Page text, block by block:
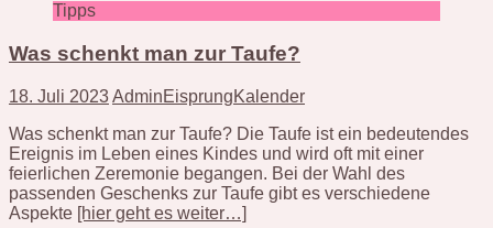
Tipps
Was schenkt man zur Taufe?
18. Juli 2023AdminEisprungKalender
Was schenkt man zur Taufe? Die Taufe ist ein bedeutendes
Ereignis im Leben eines Kindes und wird oft mit einer
feierlichen Zeremonie begangen. Bei der Wahl des
passenden Geschenks zur Taufe gibt es verschiedene
Aspekte [hier geht es weiter…]